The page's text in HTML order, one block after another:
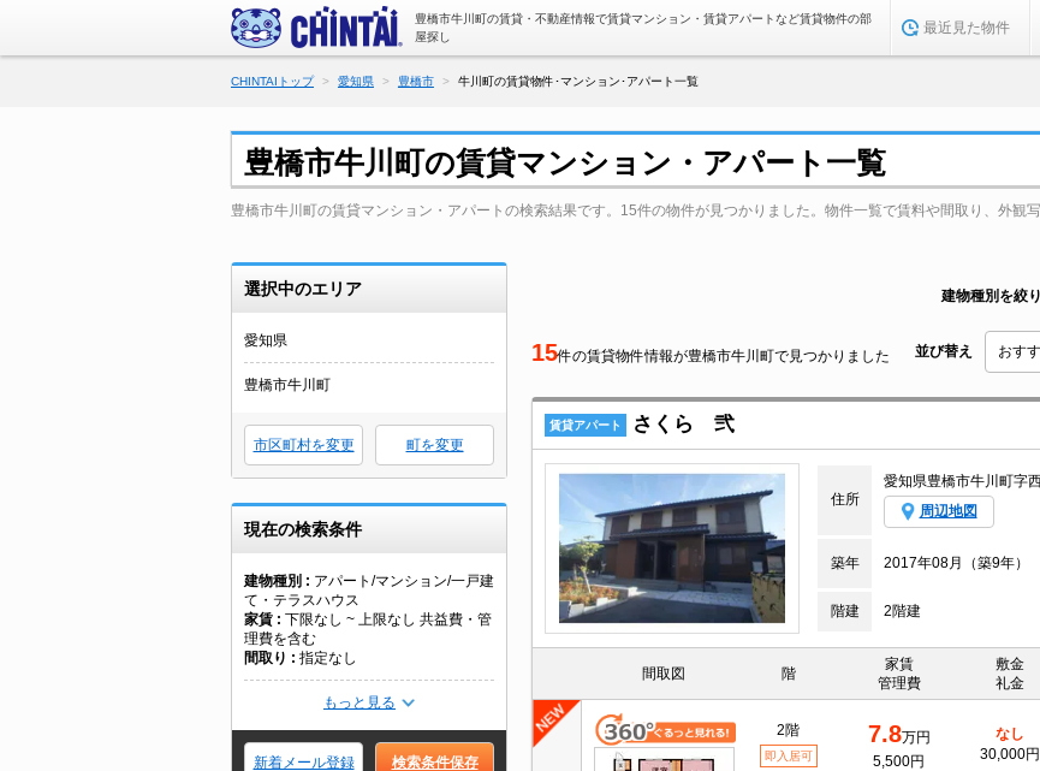
豊橋市牛川町の賃貸・不動産情報で賃貸マンション・賃貸アパートなど賃貸物件の部
屋探し
最近見た物件
CHINTAIトップ 愛知県 豊橋市 牛川町の賃貸物件･マンション･アパート一覧
豊橋市牛川町の賃貸マンション・アパート一覧
豊橋市牛川町の賃貸マンション・アパートの検索結果です。15件の物件が見つかりました。物件一覧で賃料や間取り、外観
選択中のエリア
愛知県
豊橋市牛川町
市区町村を変更 町を変更
現在の検索条件
建物種別
アパート/マンション/一戸建
て・テラスハウス
家賃
下限なし ~ 上限なし 共益費・管
理費を含む
間取り
指定なし
もっと見る
新着メール登録 検索条件保存
建物種別を絞
15件の賃貸物件情報が豊橋市牛川町で見つかりました 並び替え
賃貸アパート さくら 弐
住所
愛知県豊橋市牛川町字
周辺地図
築年 2017年08月（築9年）
階建 2階建
間取図 階
家賃
管理費
敷金
礼金
2階
即入居可
7.8万円
5,500円
なし
30,000円